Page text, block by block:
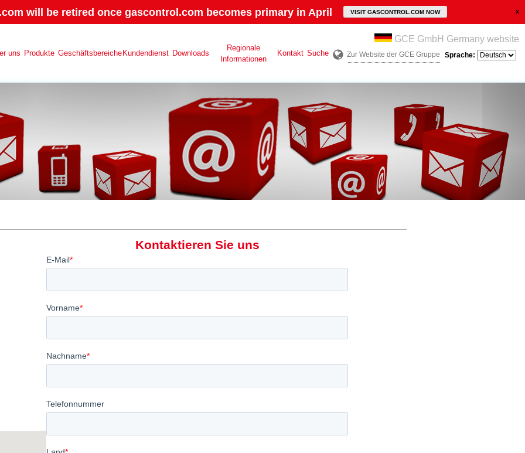
will be retired once gascontrol.com becomes primary in April VISIT GASCONTROL.COM NOW
uns Produkte Geschäftsbereiche Kundendienst Downloads
Regionale
Informationen
Kontakt Suche
GCE GmbH Germany website
Zur Website der GCE Gruppe Sprache:
Kontaktieren Sie uns